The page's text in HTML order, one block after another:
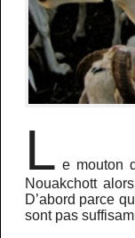
L e mouton
Nouakchott
D’abord parce
sont pas